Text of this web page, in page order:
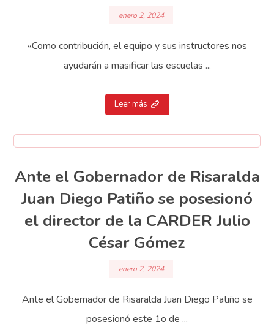
enero 2, 2024
«Como contribución, el equipo y sus instructores nos
ayudarán a masificar las escuelas ...
Leer más
Ante el Gobernador de Risaralda
Juan Diego Patiño se posesionó
el director de la CARDER Julio
César Gómez
enero 2, 2024
Ante el Gobernador de Risaralda Juan Diego Patiño se
posesionó este 1o de ...